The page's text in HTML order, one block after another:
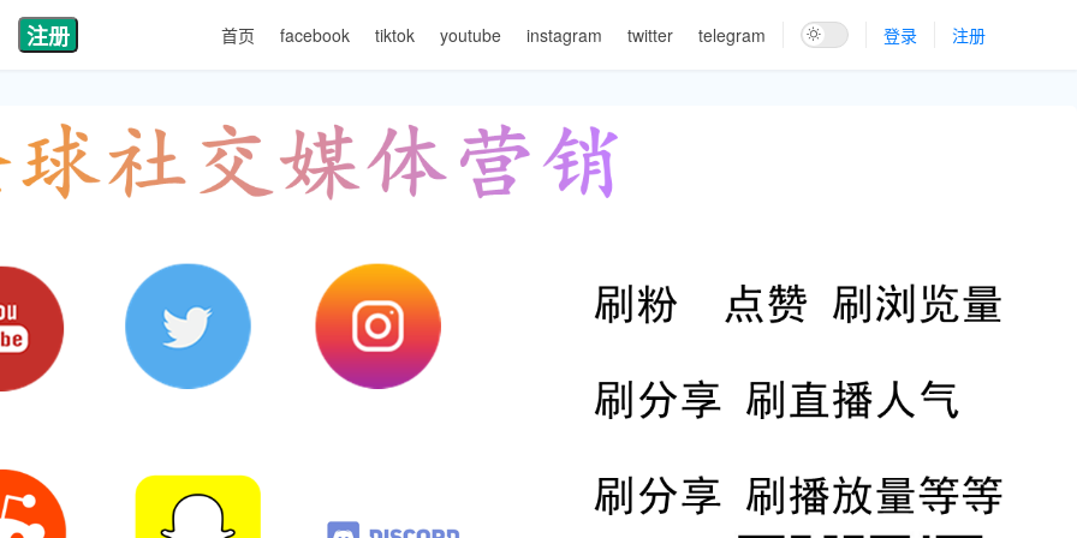
注册 首页 facebook tiktok youtube instagram twitter telegram 登录 注册